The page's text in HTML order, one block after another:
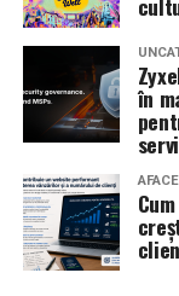
investiții
într-un domeniu
greu și se pierde
Mirela Iacob
femei care vor
publică este,
ei e real.
în